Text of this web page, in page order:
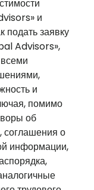
и
подать заявку
Advisors»,
и
помимо
об
соглашения о
информации,